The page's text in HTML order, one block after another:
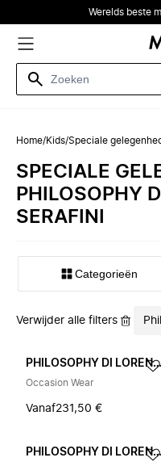
Werelds beste
Home/Kids/Speciale
SPECIALE
PHILOSOPHY
SERAFINI
Categorieën
Verwijder alle filters
PHILOSOPHY DI LORENZO SERAFINI
Occasion Wear
Vanaf231,50 €
PHILOSOPHY DI LORENZO SERAFINI